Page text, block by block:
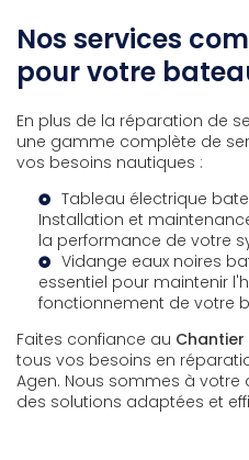
Nos services
pour votre
En plus de la réparation de
une gamme complète de
vos besoins nautiques :
Tableau électrique
Installation et
la performance de votre
Vidange eaux noires
essentiel pour maintenir
fonctionnement de votre
Faites confiance au
tous vos besoins en
Agen. Nous sommes à
des solutions adaptées et